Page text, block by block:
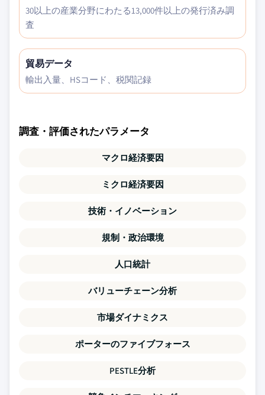
30以上の産業分野にわたる13,000件以上の発行済み調
査
貿易データ
輸出入量、HSコード、税関記録
調査・評価されたパラメータ
マクロ経済要因
ミクロ経済要因
技術・イノベーション
規制・政治環境
人口統計
バリューチェーン分析
市場ダイナミクス
ポーターのファイブフォース
PESTLE分析